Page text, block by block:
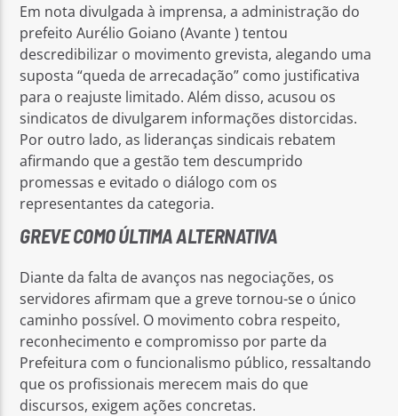
Em nota divulgada à imprensa, a administração do
prefeito Aurélio Goiano (Avante ) tentou
descredibilizar o movimento grevista, alegando uma
suposta “queda de arrecadação” como justificativa
para o reajuste limitado. Além disso, acusou os
sindicatos de divulgarem informações distorcidas.
Por outro lado, as lideranças sindicais rebatem
afirmando que a gestão tem descumprido
promessas e evitado o diálogo com os
representantes da categoria.
GREVE COMO ÚLTIMA ALTERNATIVA
Diante da falta de avanços nas negociações, os
servidores afirmam que a greve tornou-se o único
caminho possível. O movimento cobra respeito,
reconhecimento e compromisso por parte da
Prefeitura com o funcionalismo público, ressaltando
que os profissionais merecem mais do que
discursos, exigem ações concretas.